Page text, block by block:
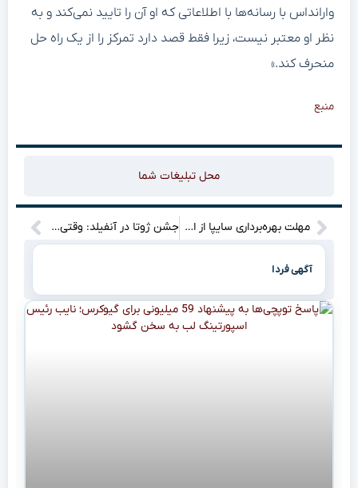
وارانداس با رسانه‌ها با اطلاعاتی که او آن را تایید نمی‌کند و به
نظر او معتبر نیست، زیرا فقط قصد دارد تمرکز را از یک راه حل
منحرف کند.»
منبع
محل تبلیغات شما
مهلت بهره‌برداری سایپا از اعتبار ۷۰هزار میلیاردی تا شهریور ۱۴۰۴ جشن ژوتا در آنفیلد: وقتی سکوها یکصدا نامش را فریاد زدند (تصاویر باورنکردنی)”
آگهی فردا